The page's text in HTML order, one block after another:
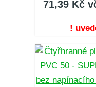
71,39 Kč
!